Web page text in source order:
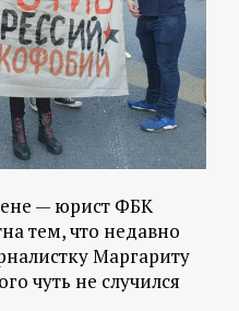
— юрист ФБК
тем, что недавно
Маргариту
чуть не случился